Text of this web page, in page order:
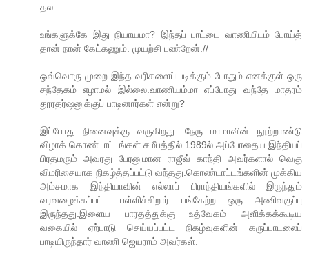
தல
உங்களுக்கே இது நியாயமா? இந்தப் பாட்டை வாணியிடம் போய்த்
தான் நான் கேட்கணும். முயற்சி பண்றேன்.//
ஒவ்வொரு முறை இந்த வரிகளைப் படிக்கும் போதும் எனக்குள் ஒரு
சந்தேகம் எழாமல் இல்லை.வாணியம்மா எப்போது வந்தே மாதரம்
தூரதர்ஷனுக்குப் பாடினார்கள் என்று?
இப்போது நினைவுக்கு வருகிறது. நேரு மாமாவின் நூற்றாண்டு
விழாக் கொண்டாட்டங்கள் சமீபத்தில் 1989ல் அப்போதைய இந்தியப்
பிரதமரும் அவரது பேரனுமான ராஜீவ் காந்தி அவர்களால் வெகு
விமரிசையாக நிகழ்த்தப்பட்டு வந்தது.கொண்டாட்டங்களின் முக்கிய
அம்சமாக இந்தியாவின் எல்லாப் பிராந்தியங்களில் இருந்தும்
வரவழைக்கப்பட்ட பள்ளிச்சிறார் பங்கேற்ற ஒரு அணிவகுப்பு
இருந்தது.இளைய பாரதத்துக்கு உத்வேகம் அளிக்கக்கூடிய
வகையில் ஏற்பாடு செய்யப்பட்ட நிகழ்வுகளின் கருப்பாடலைப்
பாடியிருந்தார் வாணி ஜெயராம் அவர்கள்.